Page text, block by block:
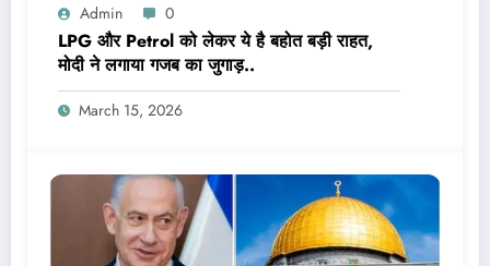
Admin 0
LPG और Petrol को लेकर ये है बहोत बड़ी राहत,
मोदी ने लगाया गजब का जुगाड़..
March 15, 2026